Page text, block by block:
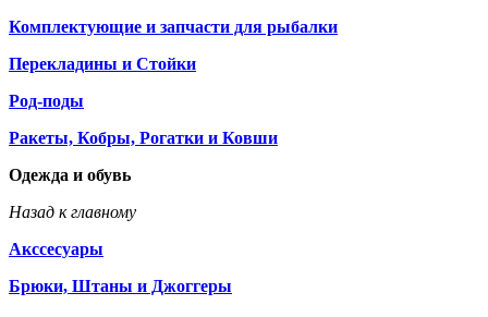
Комплектующие и запчасти для рыбалки
Перекладины и Стойки
Род-поды
Ракеты, Кобры, Рогатки и Ковши
Одежда и обувь
Назад к главному
Акссесуары
Брюки, Штаны и Джоггеры